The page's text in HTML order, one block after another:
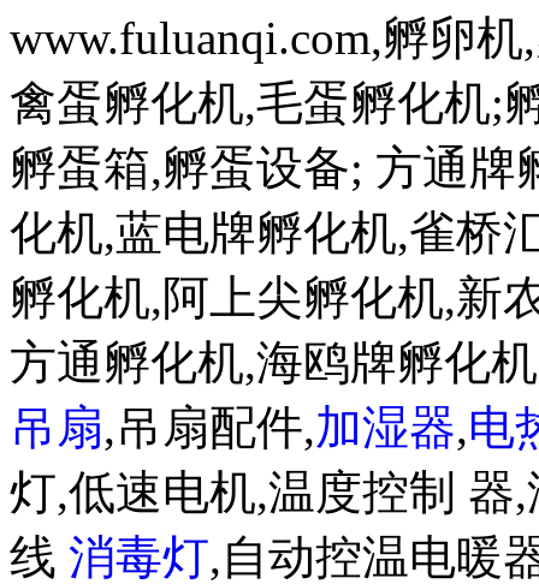
www.fuluanqi.com,孵卵
禽蛋孵化机,毛蛋孵化机;
孵蛋箱,孵蛋设备; 方通
化机,蓝电牌孵化机,雀桥
孵化机,阿上尖孵化机,新
方通孵化机,海鸥牌孵化
吊扇,吊扇配件,加湿器,电
灯,低速电机,温度控制 器
线 消毒灯,自动控温电暖